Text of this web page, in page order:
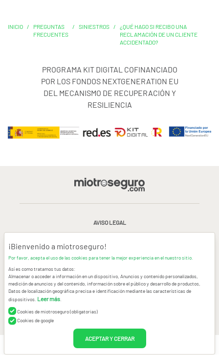
INICIO /
PREGUNTAS
FRECUENTES
/ SINIESTROS /
¿QUÉ HAGO SI RECIBO UNA
RECLAMACIÓN DE UN CLIENTE
ACCIDENTADO?
PROGRAMA KIT DIGITAL COFINANCIADO
POR LOS FONDOS NEXTGENERATION EU
DEL MECANISMO DE RECUPERACIÓN Y
RESILIENCIA
AVISO LEGAL
CONDICIONES GENERALES DE USO
CONTACTAR
© Copyright miotroseguro.com 2026. Todos los derechos reservados
Images designed byFreepik
¡Bienvenido a miotroseguro!
Por favor, acepta el uso de las cookies para tener la mejor experiencia en el nuestro sitio.
Así es como tratamos tus datos:
Almacenar o acceder a información en un dispositivo, Anuncios y contenido personalizados,
medición de anuncios y del contenido, información sobre el público y desarrollo de productos,
Datos de localización geográfica precisa e identificación mediante las características de
dispositivos. Leer más
Cookies de miotroseguro (obligatorias)
Cookies de google
ACEPTAR Y CERRAR